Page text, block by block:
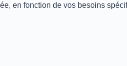
en fonction de vos besoins